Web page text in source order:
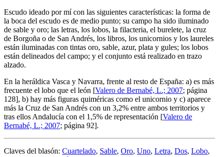
Escudo ideado por mí con las siguientes características: la forma de
la boca del escudo es de medio punto; su campo ha sido iluminado
de sable y oro; las letras, los lobos, la filacteria, el burelete, la cruz
de Borgoña o de San Andrés, los libros, los unicornios y los laureles
están iluminadas con tintas oro, sable, azur, plata y gules; los lobos
están delineados del campo; y el conjunto está realizado en trazo
alzado.
En la heráldica Vasca y Navarra, frente al resto de España: a) es más
frecuente el lobo que el león [Valero de Bernabé, L.; 2007; página
128], b) hay más figuras quiméricas como el unicornio y c) aparece
más la Cruz de San Andrés con un 3,2% entre ambos territorios y
tras ellos Andalucía con el 1,5% de representación [Valero de
Bernabé, L.; 2007; página 92].
Claves del blasón: Cuartelado, Sable, Oro, Uno, Letra, Dos, Lobo,